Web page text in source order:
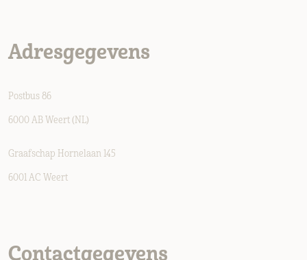
Adresgegevens
Postbus 86
6000 AB Weert (NL)
Graafschap Hornelaan 145
6001 AC Weert
Contactgegevens